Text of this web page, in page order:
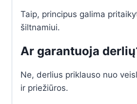
Taip, principus galima
šiltnamiui.
Ar garantuoja
Ne, derlius priklauso nuo
ir priežiūros.